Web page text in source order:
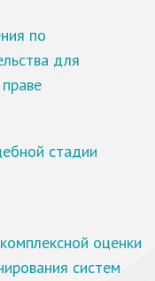
по
для
стадии
оценки
систем